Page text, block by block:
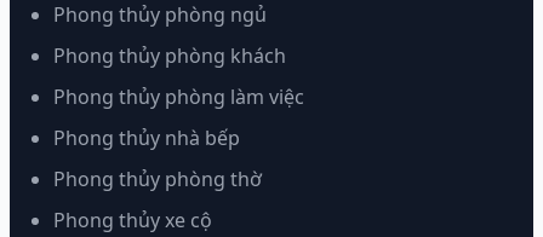
Phong thủy phòng ngủ
Phong thủy phòng khách
Phong thủy phòng làm việc
Phong thủy nhà bếp
Phong thủy phòng thờ
Phong thủy xe cộ